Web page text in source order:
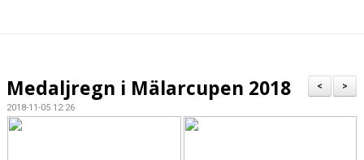
VÅRA HALLAR & LOKALER
>
<
Medaljregn i Mälarcupen 2018
2018-11-05 12:26